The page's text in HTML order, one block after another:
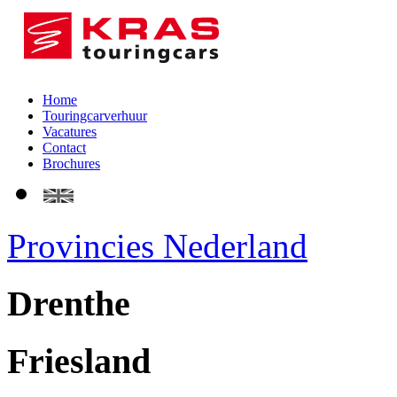
Home
Touringcarverhuur
Vacatures
Contact
Brochures
Provincies Nederland
Drenthe
Friesland